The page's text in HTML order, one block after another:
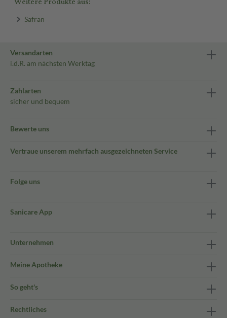
Safran
Versandarten
i.d.R. am nächsten Werktag
Zahlarten
sicher und bequem
Bewerte uns
Vertraue unserem mehrfach ausgezeichneten Service
Folge uns
Sanicare App
Unternehmen
Meine Apotheke
So geht's
Rechtliches